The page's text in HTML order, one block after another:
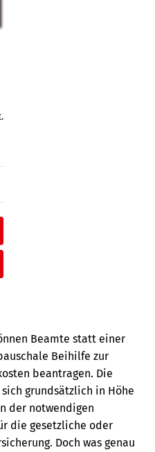
Beamte statt einer
Beihilfe zur
beantragen. Die
grundsätzlich in Höhe
der notwendigen
die gesetzliche oder
Doch was genau